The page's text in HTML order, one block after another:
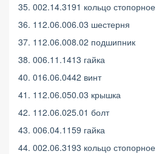
35. 002.14.3191 кольцо стопорное
36. 112.06.006.03 шестерня
37. 112.06.008.02 подшипник
38. 006.11.1413 гайка
40. 016.06.0442 винт
41. 112.06.050.03 крышка
42. 112.06.025.01 болт
43. 006.04.1159 гайка
44. 002.06.3193 кольцо стопорное